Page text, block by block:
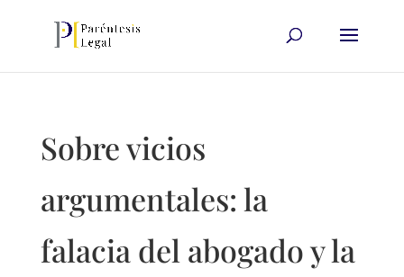
Sobre vicios
argumentales: la
falacia del abogado y la